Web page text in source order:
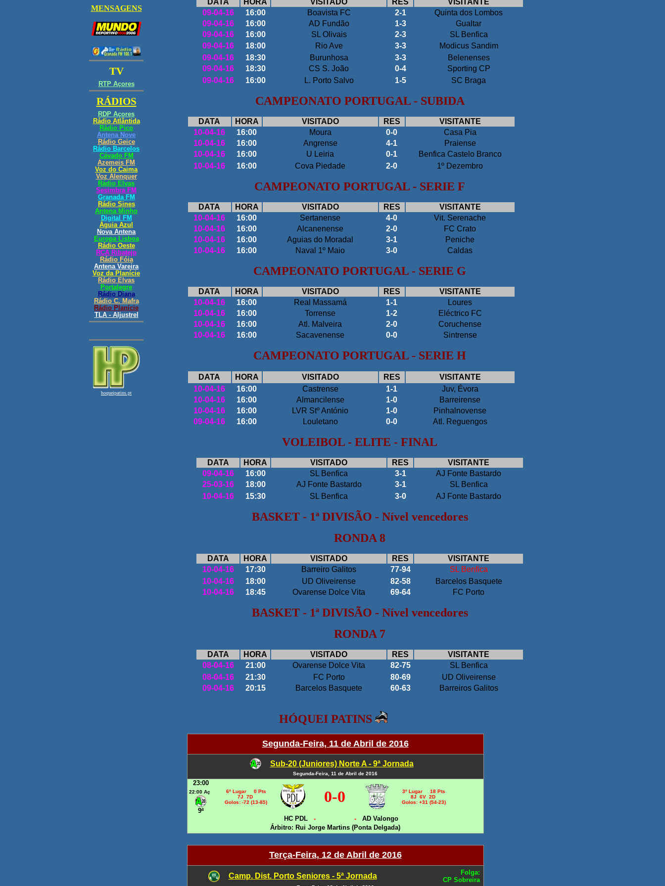
DATA HORA VISITADO RES
VISITANTE
09-04-16
16:00 Boavista FC 2-1
Quinta dos Lombos
09-04-16
16:00 AD Fundão 1-3
Gualtar
09-04-16
16:00 SL Olivais 2-3
SL Benfica
09-04-16
18:00 Rio Ave 3-3
Modicus Sandim
09-04-16
18:30 Burunhosa 3-3
Belenenses
09-04-16
18:30 CS S. João 0-4
Sporting CP
09-04-16
16:00 L. Porto Salvo 1-5 SC Braga
CAMPEONATO PORTUGAL - SUBIDA
DATA HORA VISITADO RES
VISITANTE
10-04-16 16:00 Moura 0-0
Casa Pia
10-04-16 16:00 Angrense 4-1
Praiense
10-04-16 16:00 U Leiria 0-1
Benfica Castelo Branco
10-04-16 16:00 Cova Piedade 2-0 1º Dezembro
CAMPEONATO PORTUGAL - SERIE F
DATA HORA VISITADO RES
VISITANTE
10-04-16 16:00 Sertanense 4-0
Vit. Serenache
10-04-16 16:00 Alcanenense 2-0
FC Crato
10-04-16 16:00 Aguias do Moradal 3-1
Peniche
10-04-16 16:00 Naval 1º Maio 3-0 Caldas
CAMPEONATO PORTUGAL - SERIE G
DATA HORA VISITADO RES
VISITANTE
10-04-16 16:00 Real Massamá 1-1
Loures
10-04-16 16:00 Torrense 1-2
Eléctrico FC
10-04-16 16:00 Atl. Malveira 2-0
Coruchense
10-04-16 16:00 Sacavenense 0-0 Sintrense
CAMPEONATO PORTUGAL - SERIE H
DATA HORA VISITADO RES
VISITANTE
10-04-16 16:00 Castrense 1-1
Juv, Évora
10-04-16 16:00 Almancilense 1-0
Barreirense
10-04-16 16:00 LVR Stº António 1-0
Pinhalnovense
09-04-16 16:00 Louletano 0-0 Atl. Reguengos
VOLEIBOL - ELITE - FINAL
DATA HORA VISITADO RES
VISITANTE
09-04-16
16:00 SL Benfica 3-1
AJ Fonte Bastardo
25-03-16 18:00 AJ Fonte Bastardo 3-1
SL Benfica
10-04-16 15:30 SL Benfica 3-0 AJ Fonte Bastardo
BASKET - 1ª DIVISÃO - Nível vencedores
RONDA 8
DATA HORA VISITADO RES
VISITANTE
10-04-16
17:30 Barreiro Galitos 77-94
SL Benfica
10-04-16
18:00 UD Oliveirense 82-58
Barcelos Basquete
10-04-16 18:45 Ovarense Dolce Vita 69-64 FC Porto
BASKET - 1ª DIVISÃO - Nível vencedores
RONDA 7
DATA HORA VISITADO RES
VISITANTE
08-04-16
21:00 Ovarense Dolce Vita 82-75
SL Benfica
08-04-16
21:30 FC Porto 80-69
UD Oliveirense
09-04-16 20:15 Barcelos Basquete 60-63 Barreiros Galitos
HÓQUEI PATINS
Segunda-Feira, 11 de Abril de 2016
Sub-20 (Juniores) Norte A - 9ª Jornada
Segunda-Feira, 11 de Abril de 2016
23:00
22:00 Aç
9ª
6º Lugar 0 Pts
7J 7D
Golos: -72 (13-85)
0-0
3º Lugar 18 Pts
8J 6V 2D
Golos: +31 (54-23)
HC PDL - -
AD Valongo
Árbitro: Rui Jorge Martins (Ponta Delgada)
Terça-Feira, 12 de Abril de 2016
Camp. Dist. Porto Seniores - 5ª Jornada
Folga:
CP Sobreira